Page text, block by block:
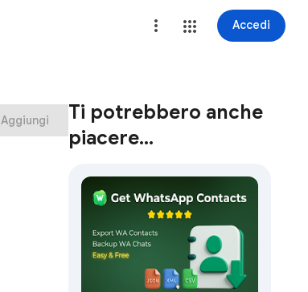
Accedi
Aggiungi
Ti potrebbero anche
piacere…